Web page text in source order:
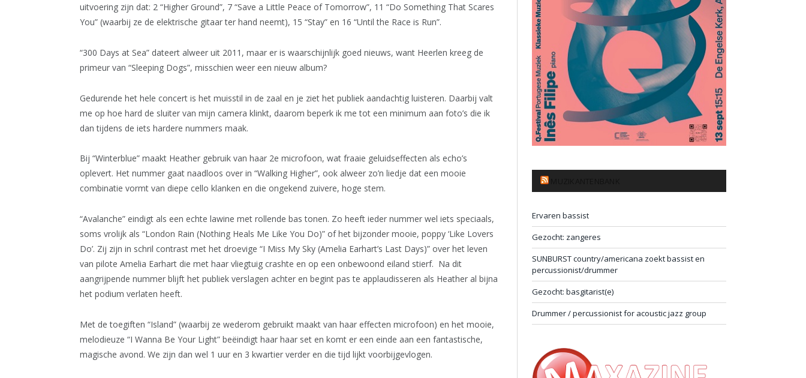
uitvoering zijn dat: 2 “Higher Ground”, 7 “Save a Little Peace of Tomorrow”, 11 “Do Something That Scares
You” (waarbij ze de elektrische gitaar ter hand neemt), 15 “Stay” en 16 “Until the Race is Run”.
“300 Days at Sea” dateert alweer uit 2011, maar er is waarschijnlijk goed nieuws, want Heerlen kreeg de
primeur van “Sleeping Dogs”, misschien weer een nieuw album?
Gedurende het hele concert is het muisstil in de zaal en je ziet het publiek aandachtig luisteren. Daarbij valt
me op hoe hard de sluiter van mijn camera klinkt, daarom beperk ik me tot een minimum aan foto’s die ik
dan tijdens de iets hardere nummers maak.
Bij “Winterblue” maakt Heather gebruik van haar 2e microfoon, wat fraaie geluidseffecten als echo’s
oplevert. Het nummer gaat naadloos over in “Walking Higher”, ook alweer zo’n liedje dat een mooie
combinatie vormt van diepe cello klanken en die ongekend zuivere, hoge stem.
“Avalanche” eindigt als een echte lawine met rollende bas tonen. Zo heeft ieder nummer wel iets speciaals,
soms vrolijk als “London Rain (Nothing Heals Me Like You Do)” of het bijzonder mooie, poppy ‘Like Lovers
Do’. Zij zijn in schril contrast met het droevige “I Miss My Sky (Amelia Earhart’s Last Days)” over het leven
van pilote Amelia Earhart die met haar vliegtuig crashte en op een onbewoond eiland stierf. Na dit
aangrijpende nummer blijft het publiek verslagen achter en begint pas te applaudisseren als Heather al bijna
het podium verlaten heeft.
Met de toegiften “Island” (waarbij ze wederom gebruikt maakt van haar effecten microfoon) en het mooie,
melodieuze “I Wanna Be Your Light” beëindigt haar haar set en komt er een einde aan een fantastische,
magische avond. We zijn dan wel 1 uur en 3 kwartier verder en die tijd lijkt voorbijgevlogen.
Ervaren bassist
Gezocht: zangeres
SUNBURST country/americana zoekt bassist en
percussionist/drummer
Gezocht: basgitarist(e)
Drummer / percussionist for acoustic jazz group